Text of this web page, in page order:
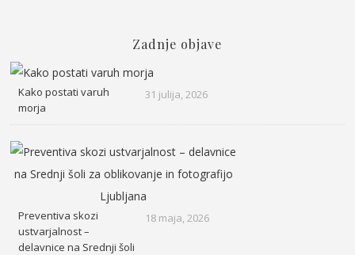
Zadnje objave
Kako postati varuh
morja
31 julija, 2026
Preventiva skozi
ustvarjalnost –
delavnice na Srednji šoli
18 maja, 2026